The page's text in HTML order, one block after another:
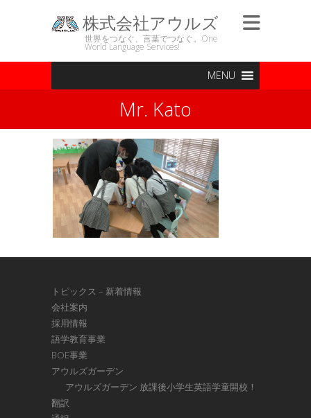
株式会社アウルズ
世界をつなぐ、言葉でつなぐ。One
World Language Services!
MENU
Mr. Kato
トピックス – 新着情報
会社案内
採用情報
語学教育事業
BOE事業
アウルズガーデン
アウルズガーデン 放課後小学生英語学童開校！
翻訳